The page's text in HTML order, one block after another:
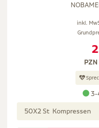
inkl.
3-
50X2 St Kompressen